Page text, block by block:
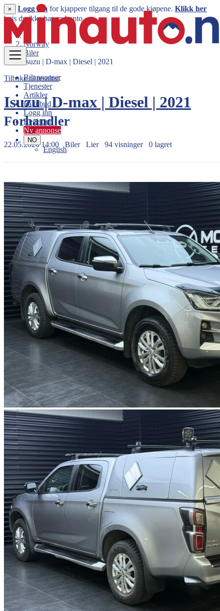
Bilannonser
Tjenester
Artikler
Få tilbud
Logg inn
Registrer
Ny annonse
NO
English
× Logg inn for kjappere tilgang til de gode kjøpene. Klikk her
hvis du ikke har en konto.
Norway
Biler
Isuzu | D-max | Diesel | 2021
Tilbake til resultat
Isuzu | D-max | Diesel | 2021
Forhandler
22.05.2026 14:00 Biler Lier 94 visninger 0 lagret